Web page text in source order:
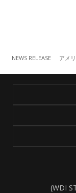
NEWS RELEASE
(WDI